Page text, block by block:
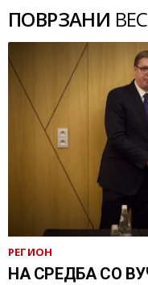
ПОВРЗАНИ
РЕГИОН
НА СРЕДБА СО